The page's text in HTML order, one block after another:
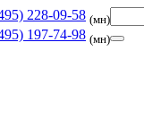
228-09-58 (мн)
197-74-98 (мн)